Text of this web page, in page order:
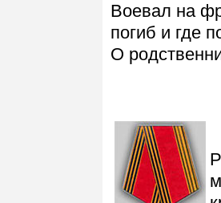
Воевал на
погиб и где
О